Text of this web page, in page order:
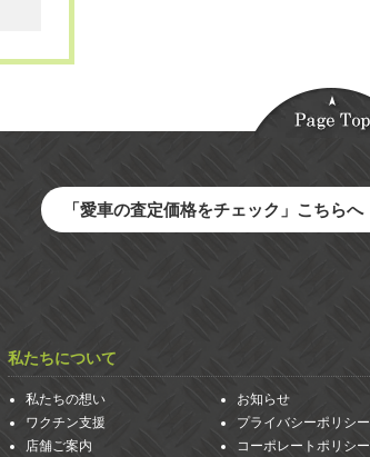
「愛車の査定価格をチェック」こちらへ
私たちについて
私たちの想い
ワクチン支援
店舗ご案内
お知らせ
プライバシーポリシー
コーポレートポリシー